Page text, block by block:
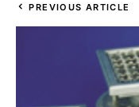
PREVIOUS ARTICLE